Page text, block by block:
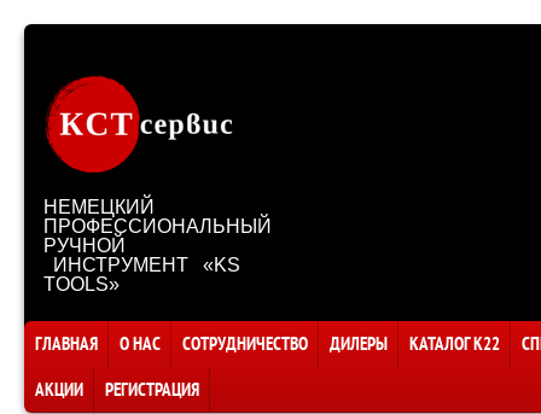
НЕМЕЦКИЙ
ПРОФЕССИОНАЛЬНЫЙ
РУЧНОЙ
ИНСТРУМЕНТ «KS
TOOLS»
ГЛАВНАЯ О НАС СОТРУДНИЧЕСТВО ДИЛЕРЫ КАТАЛОГ К22
АКЦИИ
РЕГИСТРАЦИЯ